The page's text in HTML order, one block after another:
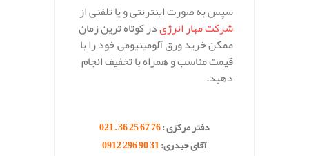
سپس به صورت اینترنتی و یا تلفنی از
شرکت مهار انرژیدر کوتاه ترین زمان
ممکن خرید ورق آلومینیومی خود را با
قیمت مناسب و همراه با تخفیف انجام
دهید.
دفتر مرکزی :76 67 25 36 – 021
آقای حیدری:31 90 296 0912